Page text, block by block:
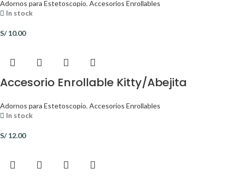
Adornos para Estetoscopio, Accesorios Enrollables
In stock
S/10.00
Accesorio Enrollable Kitty/Abejita
Adornos para Estetoscopio, Accesorios Enrollables
In stock
S/12.00